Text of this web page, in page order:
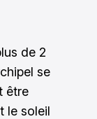
de 2
se
être
le soleil